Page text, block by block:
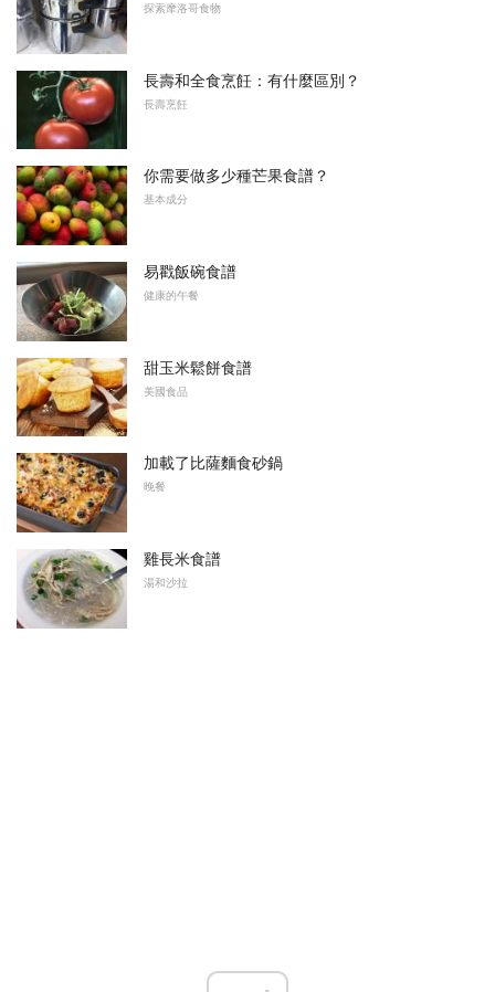
探索摩洛哥食物
長壽和全食烹飪：有什麼區別？
長壽烹飪
你需要做多少種芒果食譜？
基本成分
易戳飯碗食譜
健康的午餐
甜玉米鬆餅食譜
美國食品
加載了比薩麵食砂鍋
晚餐
雞長米食譜
湯和沙拉